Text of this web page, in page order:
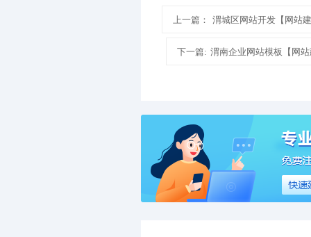
上一篇： 渭城区网站开发【网站
下一篇: 渭南企业网站模板【网